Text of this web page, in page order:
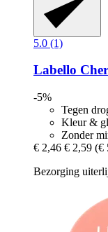
5.0 (1)
Labello
-5%
Tegen
Kleur &
Zonder
€ 2,46 € 2,59 (€
Bezorging